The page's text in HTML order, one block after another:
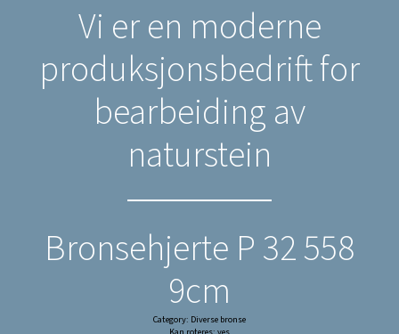
Vi er en moderne
produksjonsbedrift for
bearbeiding av
naturstein
Bronsehjerte P 32 558
9cm
Category: Diverse bronse